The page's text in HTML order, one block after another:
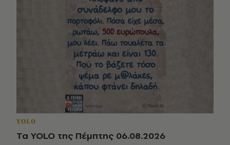
YOLO
Τα YOLO της Πέμπτης 06.08.2026